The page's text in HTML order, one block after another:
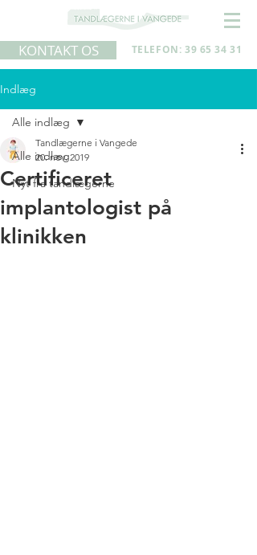
KONTAKT OS TELEFON: 39 65 34 31
Indlæg
Alle indlæg
Nyt fra tandlægerne
Alle indlæg
Certificeret
implantologist på
klinikken
Tandlægerne i Vangede
20. nov. 2019